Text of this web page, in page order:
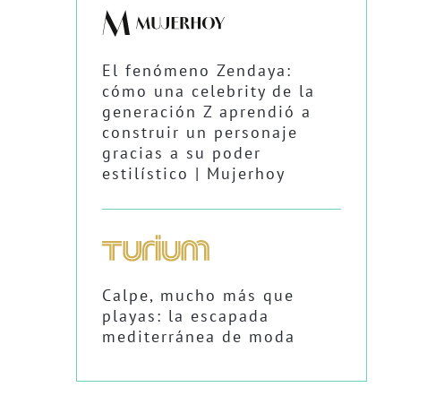
El fenómeno Zendaya:
cómo una celebrity de la
generación Z aprendió a
construir un personaje
gracias a su poder
estilístico | Mujerhoy
Calpe, mucho más que
playas: la escapada
mediterránea de moda